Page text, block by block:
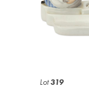
Lot319